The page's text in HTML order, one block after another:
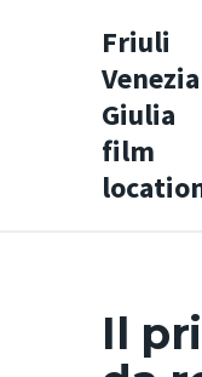
Friuli
Venezia
Giulia
film
Friuli
Home
Vivi FVG
Il